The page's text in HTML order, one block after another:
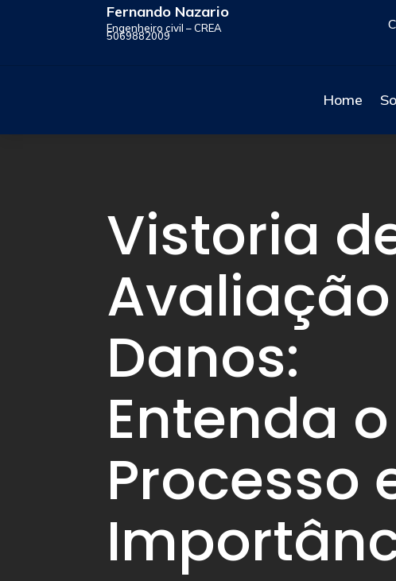
Fernando Nazario
Engenheiro civil – CREA
5069882009
Home
Vistoria
Danos:
Entenda o
Processo